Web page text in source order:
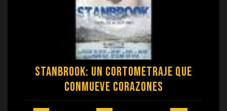
Stanbrook: Un Cortometraje que
Conmueve Corazones